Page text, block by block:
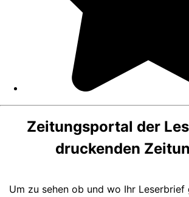
Zeitungsportal der
druckenden
Um zu sehen ob und wo Ihr